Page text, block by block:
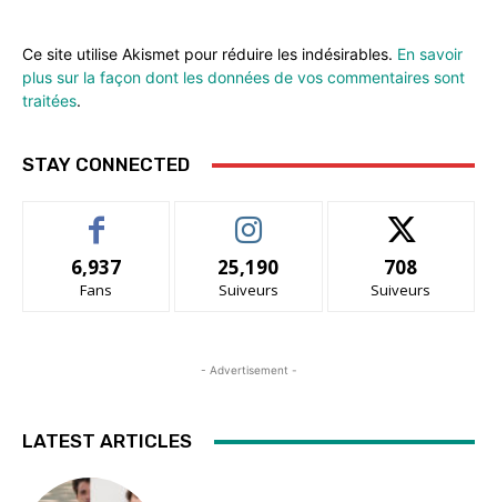
Ce site utilise Akismet pour réduire les indésirables. En savoir
plus sur la façon dont les données de vos commentaires sont
traitées.
STAY CONNECTED
6,937
Fans
25,190
Suiveurs
708
Suiveurs
- Advertisement -
LATEST ARTICLES